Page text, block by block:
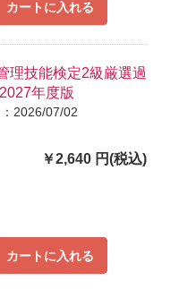
カートに入れる
理技能検定2級厳選過
年度版
2026/07/02
￥2,640 円(税込)
カートに入れる